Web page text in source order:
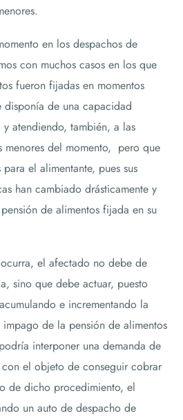
en los despachos de
con muchos casos en los que
fueron fijadas en momentos
disponía de una capacidad
atendiendo, también, a las
menores del momento, pero que
el alimentante, pues sus
han cambiado drásticamente y
de alimentos fijada en su
el afectado no debe de
sino que debe actuar, puesto
e incrementando la
de la pensión de alimentos
interponer una demanda de
el objeto de conseguir cobrar
de dicho procedimiento, el
un auto de despacho de